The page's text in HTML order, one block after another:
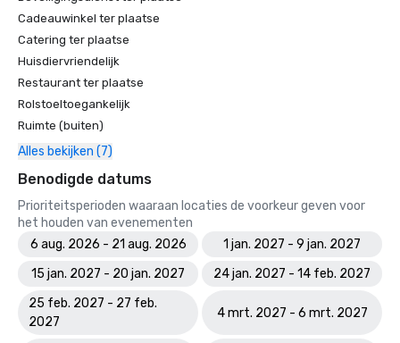
Cadeauwinkel ter plaatse
Catering ter plaatse
Huisdiervriendelijk
Restaurant ter plaatse
Rolstoeltoegankelijk
Ruimte (buiten)
Alles bekijken (7)
Benodigde datums
Prioriteitsperioden waaraan locaties de voorkeur geven voor
het houden van evenementen
6 aug. 2026 - 21 aug. 2026
1 jan. 2027 - 9 jan. 2027
15 jan. 2027 - 20 jan. 2027
24 jan. 2027 - 14 feb. 2027
25 feb. 2027 - 27 feb.
2027
4 mrt. 2027 - 6 mrt. 2027